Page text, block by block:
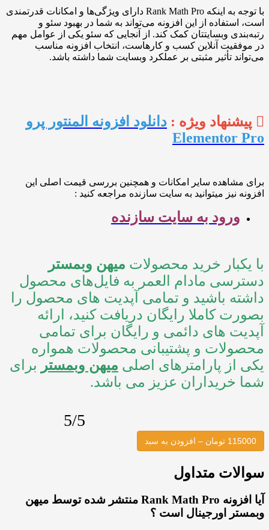
با توجه به اینکه Rank Math Pro دارای ویژگی‌ها و امکانات قدرتمندی
از این افزونه می‌تواند به شما در بهبود سئو و
وبسایتتان کمک کند. از آنجایی که سئو یکی از عوامل مهم
آنلاین کسب و کارهاست، انتخاب افزونه مناسب
تأثیر مثبتی بر عملکرد وبسایت شما داشته باشد.
ویژه : دانلود افزونه المنتور پرو
سایر امکانات و همچنین بررسی قیمت اصلی این
میتوانید به سایت سازنده مراجعه کنید :
به سایت سازنده
خرید محصولاتمیهن وبمستر
مادام العمر به فایل‌های محصول
باشید و تمامی آپدیت های محصول را
کاملا رایگان دریافت کنید، ارائه
های دائمی و رایگان برای تمامی
و پشتیبانی محصولات همواره
پارامترهای اصلی میهن وبمستربرای
عزیز می باشد.
متداول
آیا افزونه Rank Math Pro منتشر شده توسط میهن
اورجینال است ؟